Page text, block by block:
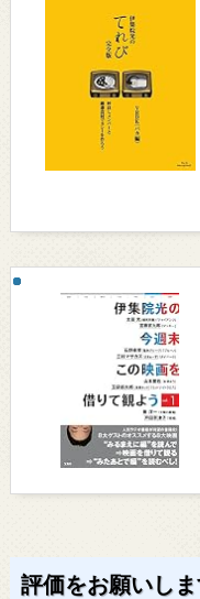
評価をお願いし